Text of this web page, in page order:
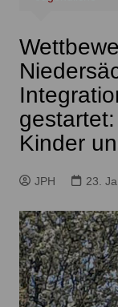
Kinder
JPH 23.